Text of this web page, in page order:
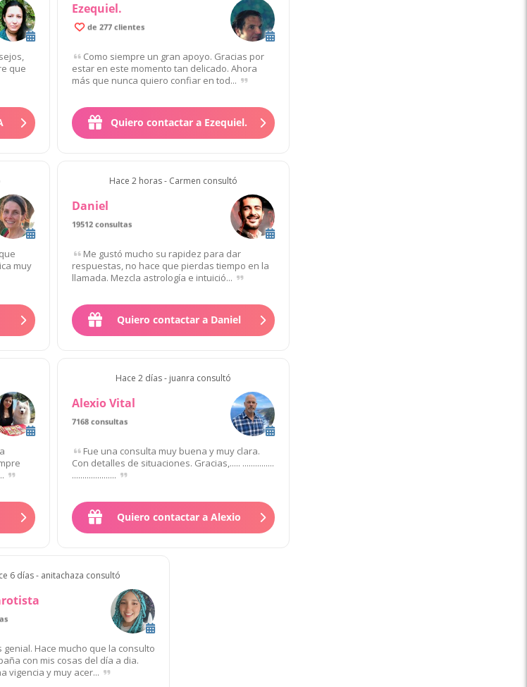
que
Ezequiel.
de 277 clientes
Como siempre un gran apoyo. Gracias por
estar en este momento tan delicado. Ahora
más que nunca quiero confiar en tod...
Quiero contactar a Ezequiel.
muy
Hace 2 horas - Carmen consultó
Daniel
19512 consultas
Me gustó mucho su rapidez para dar
respuestas, no hace que pierdas tiempo en la
llamada. Mezcla astrología e intuició...
Quiero contactar a Daniel
Hace 2 días - juanra consultó
Alexio Vital
7168 consultas
Fue una consulta muy buena y muy clara.
Con detalles de situaciones. Gracias,..... ...............
.....................
Quiero contactar a Alexio
6 días - anitachaza consultó
genial. Hace mucho que la consulto
con mis cosas del día a dia.
vigencia y muy acer...